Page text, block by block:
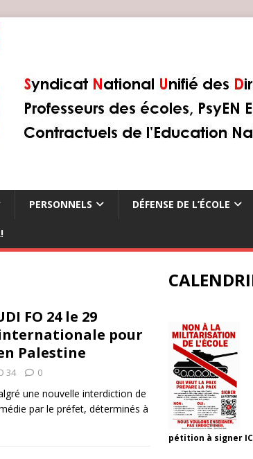
PERSONNELS DÉFENSE DE L’ÉCOLE
FO 24 le 29
pour
Palestine
34 0
une nouvelle interdiction de
par le préfet, déterminés à
pétition à signer